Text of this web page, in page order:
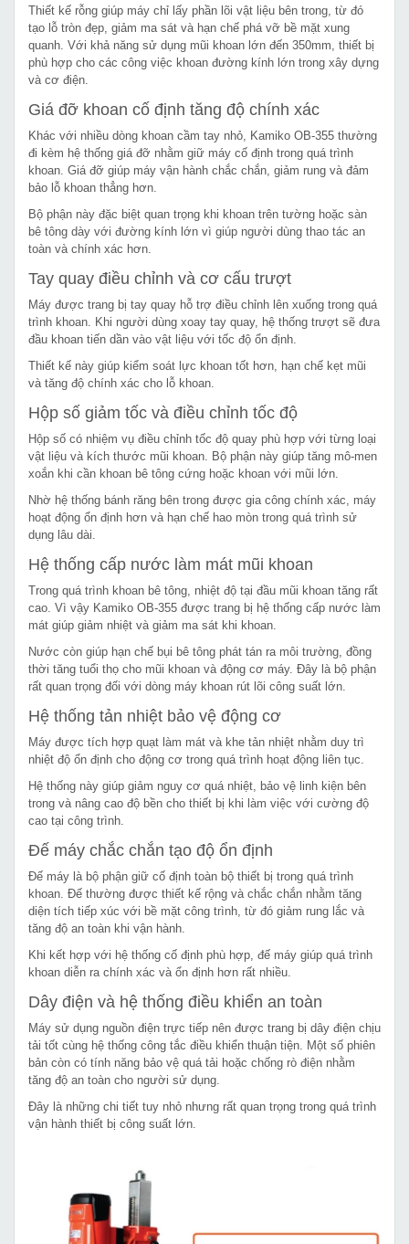
Thiết kế rỗng giúp máy chỉ lấy phần lõi vật liệu bên trong, từ đó
tạo lỗ tròn đẹp, giảm ma sát và hạn chế phá vỡ bề mặt xung
quanh. Với khả năng sử dụng mũi khoan lớn đến 350mm, thiết bị
phù hợp cho các công việc khoan đường kính lớn trong xây dựng
và cơ điện.
Giá đỡ khoan cố định tăng độ chính xác
Khác với nhiều dòng khoan cầm tay nhỏ, Kamiko OB-355 thường
đi kèm hệ thống giá đỡ nhằm giữ máy cố định trong quá trình
khoan. Giá đỡ giúp máy vận hành chắc chắn, giảm rung và đảm
bảo lỗ khoan thẳng hơn.
Bộ phận này đặc biệt quan trọng khi khoan trên tường hoặc sàn
bê tông dày với đường kính lớn vì giúp người dùng thao tác an
toàn và chính xác hơn.
Tay quay điều chỉnh và cơ cấu trượt
Máy được trang bị tay quay hỗ trợ điều chỉnh lên xuống trong quá
trình khoan. Khi người dùng xoay tay quay, hệ thống trượt sẽ đưa
đầu khoan tiến dần vào vật liệu với tốc độ ổn định.
Thiết kế này giúp kiểm soát lực khoan tốt hơn, hạn chế kẹt mũi
và tăng độ chính xác cho lỗ khoan.
Hộp số giảm tốc và điều chỉnh tốc độ
Hộp số có nhiệm vụ điều chỉnh tốc độ quay phù hợp với từng loại
vật liệu và kích thước mũi khoan. Bộ phận này giúp tăng mô-men
xoắn khi cần khoan bê tông cứng hoặc khoan với mũi lớn.
Nhờ hệ thống bánh răng bên trong được gia công chính xác, máy
hoạt động ổn định hơn và hạn chế hao mòn trong quá trình sử
dụng lâu dài.
Hệ thống cấp nước làm mát mũi khoan
Trong quá trình khoan bê tông, nhiệt độ tại đầu mũi khoan tăng rất
cao. Vì vậy Kamiko OB-355 được trang bị hệ thống cấp nước làm
mát giúp giảm nhiệt và giảm ma sát khi khoan.
Nước còn giúp hạn chế bụi bê tông phát tán ra môi trường, đồng
thời tăng tuổi thọ cho mũi khoan và động cơ máy. Đây là bộ phận
rất quan trọng đối với dòng máy khoan rút lõi công suất lớn.
Hệ thống tản nhiệt bảo vệ động cơ
Máy được tích hợp quạt làm mát và khe tản nhiệt nhằm duy trì
nhiệt độ ổn định cho động cơ trong quá trình hoạt động liên tục.
Hệ thống này giúp giảm nguy cơ quá nhiệt, bảo vệ linh kiện bên
trong và nâng cao độ bền cho thiết bị khi làm việc với cường độ
cao tại công trình.
Đế máy chắc chắn tạo độ ổn định
Đế máy là bộ phận giữ cố định toàn bộ thiết bị trong quá trình
khoan. Đế thường được thiết kế rộng và chắc chắn nhằm tăng
diện tích tiếp xúc với bề mặt công trình, từ đó giảm rung lắc và
tăng độ an toàn khi vận hành.
Khi kết hợp với hệ thống cố định phù hợp, đế máy giúp quá trình
khoan diễn ra chính xác và ổn định hơn rất nhiều.
Dây điện và hệ thống điều khiển an toàn
Máy sử dụng nguồn điện trực tiếp nên được trang bị dây điện chịu
tải tốt cùng hệ thống công tắc điều khiển thuận tiện. Một số phiên
bản còn có tính năng bảo vệ quá tải hoặc chống rò điện nhằm
tăng độ an toàn cho người sử dụng.
Đây là những chi tiết tuy nhỏ nhưng rất quan trọng trong quá trình
vận hành thiết bị công suất lớn.